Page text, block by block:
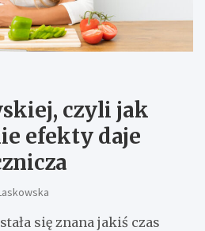
czyli jak
efekty daje
się znana jakiś czas